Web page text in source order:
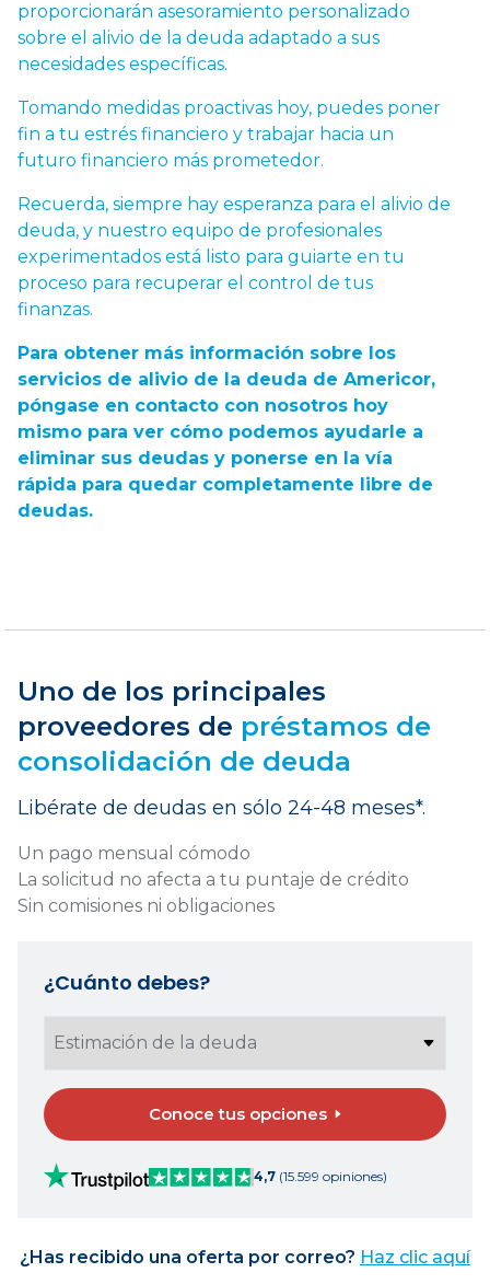
proporcionarán asesoramiento personalizado
sobre el alivio de la deuda adaptado a sus
necesidades específicas.
Tomando medidas proactivas hoy, puedes poner
fin a tu estrés financiero y trabajar hacia un
futuro financiero más prometedor.
Recuerda, siempre hay esperanza para el alivio de
deuda, y nuestro equipo de profesionales
experimentados está listo para guiarte en tu
proceso para recuperar el control de tus
finanzas.
Para obtener más información sobre los
servicios de alivio de la deuda de Americor,
póngase en contacto con nosotros hoy
mismo para ver cómo podemos ayudarle a
eliminar sus deudas y ponerse en la vía
rápida para quedar completamente libre de
deudas.
Uno de los principales
proveedores de préstamos de
consolidación de deuda
Libérate de deudas en sólo 24-48 meses*.
Un pago mensual cómodo
La solicitud no afecta a tu puntaje de crédito
Sin comisiones ni obligaciones
¿Cuánto debes?
Conoce tus opciones
4,7 (15.599 opiniones)
¿Has recibido una oferta por correo? Haz clic aquí